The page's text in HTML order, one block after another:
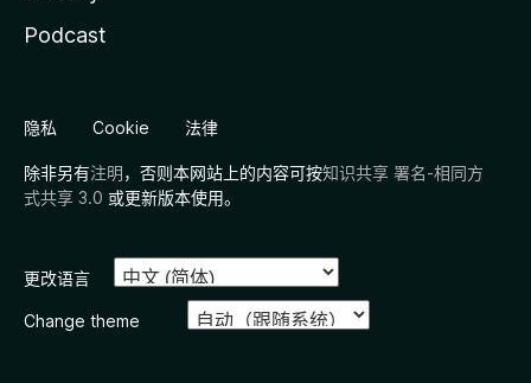
Podcast
隐私 Cookie 法律
除非另有注明，否则本网站上的内容可按知识共享 署名-相同方
式共享 3.0 或更新版本使用。
更改语言
Change theme